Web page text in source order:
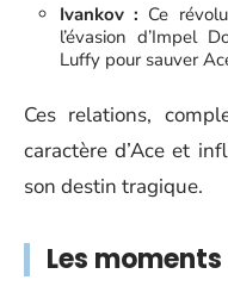
Ivankov : Ce
l’évasion d’Impel
Luffy pour sauver
Ces relations,
caractère d’Ace et
son destin tragique.
Les